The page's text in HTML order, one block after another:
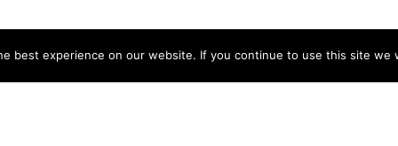
best experience on our website. If you continue to use this site we